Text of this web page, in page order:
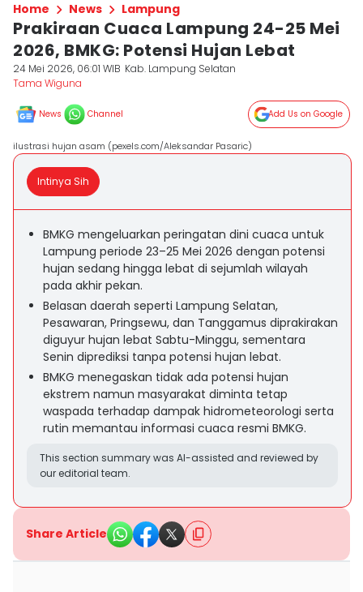
Home News Lampung
Prakiraan Cuaca Lampung 24-25 Mei
2026, BMKG: Potensi Hujan Lebat
24 Mei 2026, 06:01 WIB Kab. Lampung Selatan
Tama Wiguna
News Channel Add Us on Google
ilustrasi hujan asam (pexels.com/Aleksandar Pasaric)
Intinya Sih
BMKG mengeluarkan peringatan dini cuaca untuk
Lampung periode 23–25 Mei 2026 dengan potensi
hujan sedang hingga lebat di sejumlah wilayah
pada akhir pekan.
Belasan daerah seperti Lampung Selatan,
Pesawaran, Pringsewu, dan Tanggamus diprakirakan
diguyur hujan lebat Sabtu-Minggu, sementara
Senin diprediksi tanpa potensi hujan lebat.
BMKG menegaskan tidak ada potensi hujan
ekstrem namun masyarakat diminta tetap
waspada terhadap dampak hidrometeorologi serta
rutin memantau informasi cuaca resmi BMKG.
This section summary was AI-assisted and reviewed by
our editorial team.
Share Article